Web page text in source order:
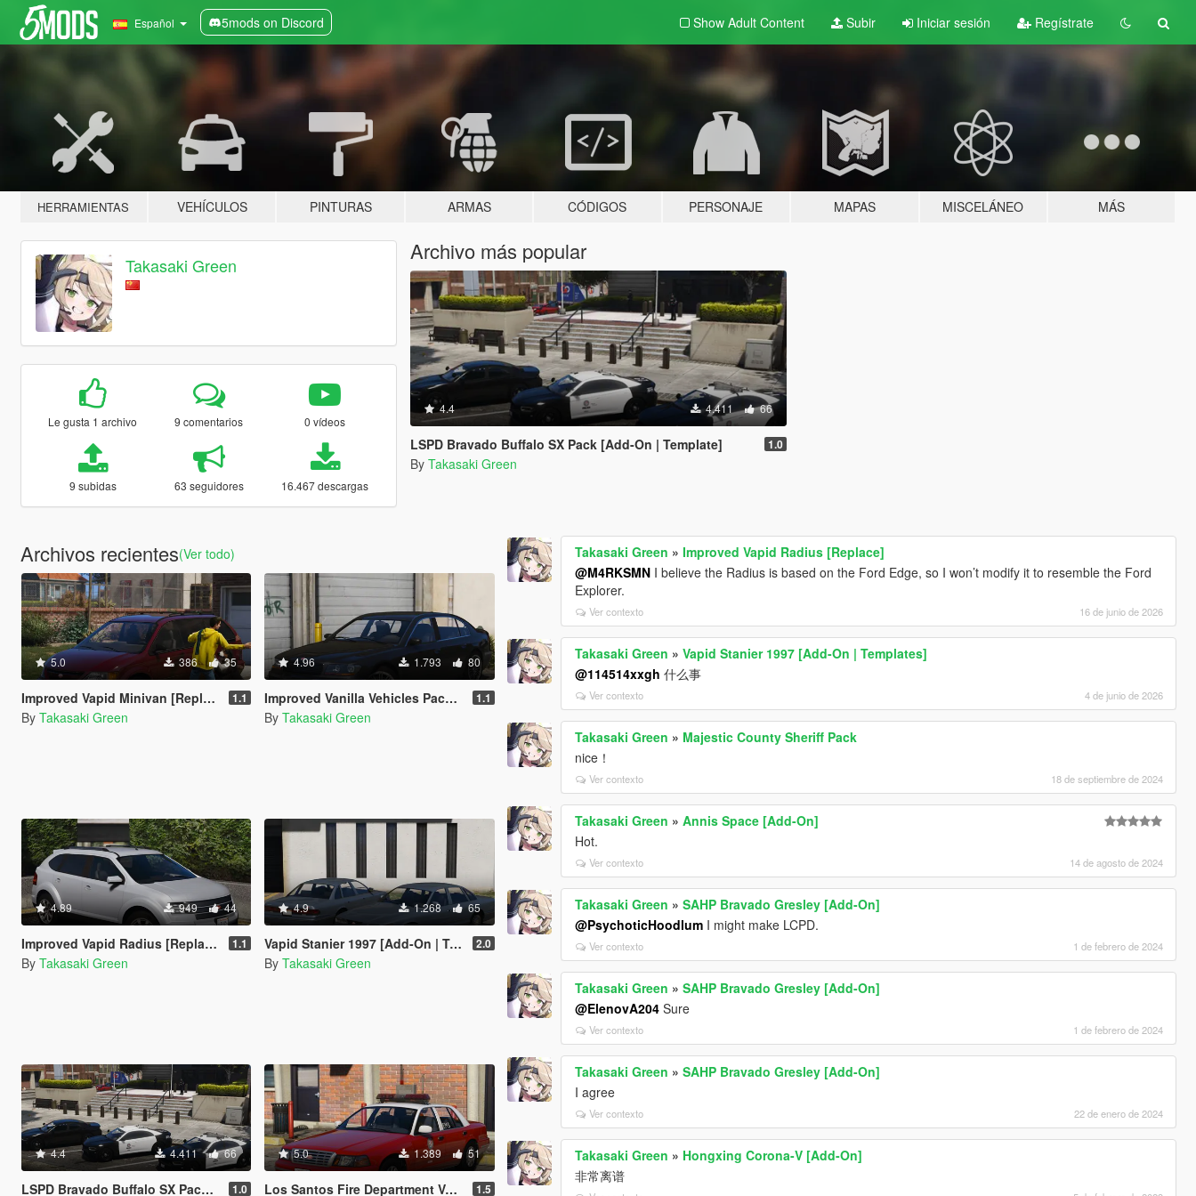
Español 5mods on Discord Show Adult Content Subir Iniciar sesión Regístrate
HERRAMIENTAS VEHÍCULOS PINTURAS ARMAS CÓDIGOS PERSONAJE MAPAS MISCELÁNEO MÁS
Takasaki Green
Le gusta 1 archivo 9 comentarios 0 vídeos
9 subidas 63 seguidores 16.467 descargas
Archivo más popular
4.4 4.411 66
LSPD Bravado Buffalo SX Pack [Add-On | Template] 1.0
By Takasaki Green
Archivos recientes(Ver todo)
5.0 386 35
Improved Vapid Minivan [Replace | Templates] 1.1
By Takasaki Green
4.96 1.793 80
Improved Vanilla Vehicles Pack [Replacer] 1.1
By Takasaki Green
4.89 949 44
Improved Vapid Radius [Replace] 1.1
By Takasaki Green
4.9 1.268 65
Vapid Stanier 1997 [Add-On | Templates] 2.0
By Takasaki Green
4.4 4.411 66
LSPD Bravado Buffalo SX Pack [Add-On | Template] 1.0
5.0 1.389 51
Los Santos Fire Department Vapid Stanier Mini Pack [Add-On | Template] 1.5
Takasaki Green »Improved Vapid Radius [Replace]
@M4RKSMN I believe the Radius is based on the Ford Edge, so I won’t modify it to resemble the Ford
Explorer.
Ver contexto 16 de junio de 2026
Takasaki Green »Vapid Stanier 1997 [Add-On | Templates]
@114514xxgh 什么事
Ver contexto 4 de junio de 2026
Takasaki Green » Majestic County Sheriff Pack
nice！
Ver contexto 18 de septiembre de 2024
Takasaki Green »Annis Space [Add-On]
Hot.
Ver contexto 14 de agosto de 2024
Takasaki Green »SAHP Bravado Gresley [Add-On]
@PsychoticHoodlum I might make LCPD.
Ver contexto 1 de febrero de 2024
Takasaki Green »SAHP Bravado Gresley [Add-On]
@ElenovA204 Sure
Ver contexto 1 de febrero de 2024
Takasaki Green »SAHP Bravado Gresley [Add-On]
I agree
Ver contexto 22 de enero de 2024
Takasaki Green » Hongxing Corona-V [Add-On]
非常离谱